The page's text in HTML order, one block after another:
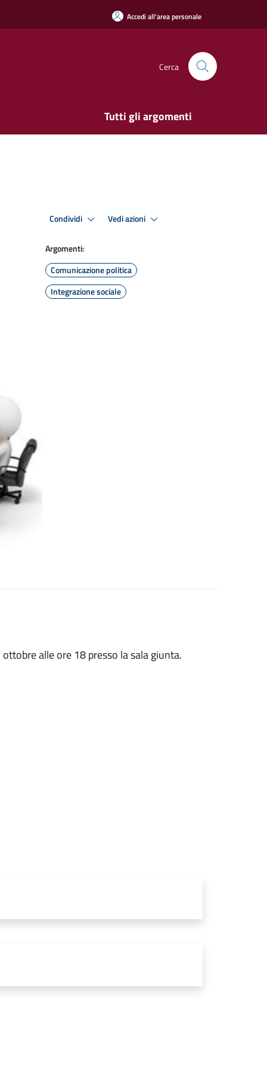
Accedi all'area personale
Cerca
Tutti gli argomenti
Condividi Vedi azioni
Argomenti:
Comunicazione politica
Integrazione sociale
alle ore 18 presso la sala giunta.